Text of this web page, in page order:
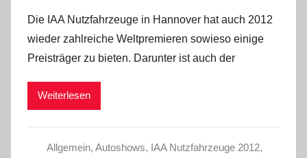
Die IAA Nutzfahrzeuge in Hannover hat auch 2012
wieder zahlreiche Weltpremieren sowieso einige
Preisträger zu bieten. Darunter ist auch der
Weiterlesen
Allgemein, Autoshows, IAA Nutzfahrzeuge 2012,